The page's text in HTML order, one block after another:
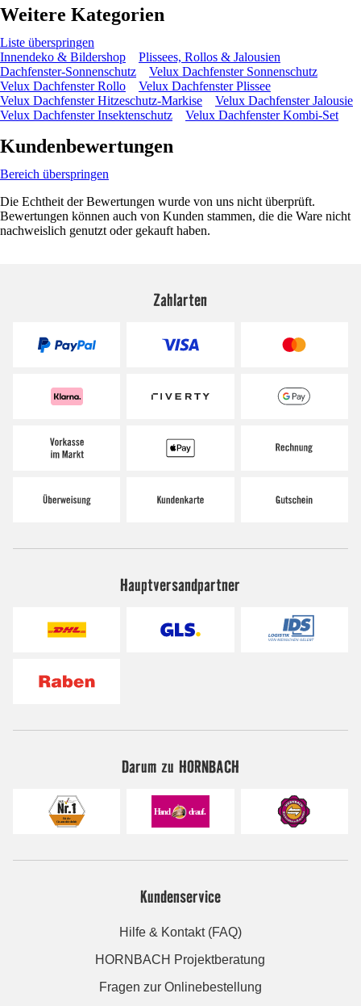
Weitere Kategorien
Liste überspringen
Innendeko & Bildershop
Plissees, Rollos & Jalousien
Dachfenster-Sonnenschutz
Velux Dachfenster Sonnenschutz
Velux Dachfenster Rollo
Velux Dachfenster Plissee
Velux Dachfenster Hitzeschutz-Markise
Velux Dachfenster Jalousie
Velux Dachfenster Insektenschutz
Velux Dachfenster Kombi-Set
Kundenbewertungen
Bereich überspringen
Die Echtheit der Bewertungen wurde von uns nicht überprüft.
Bewertungen können auch von Kunden stammen, die die Ware nicht
nachweislich genutzt oder gekauft haben.
Zahlarten
Hauptversandpartner
Darum zu HORNBACH
Kundenservice
Hilfe & Kontakt (FAQ)
HORNBACH Projektberatung
Fragen zur Onlinebestellung